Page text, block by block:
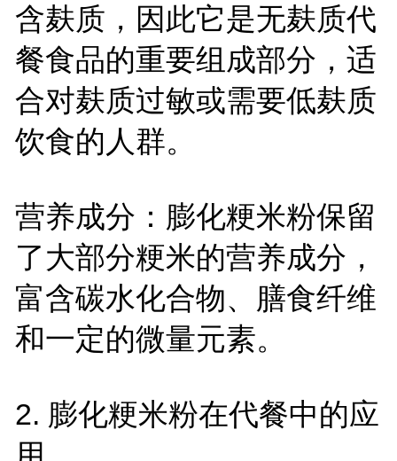
含麸质，因此它是无麸质代
餐食品的重要组成部分，适
合对麸质过敏或需要低麸质
饮食的人群。
营养成分：膨化粳米粉保留
了大部分粳米的营养成分，
富含碳水化合物、膳食纤维
和一定的微量元素。
2. 膨化粳米粉在代餐中的应